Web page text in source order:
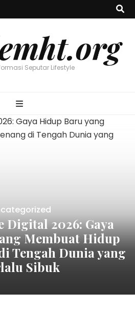
Seputar Lifestyle
2026: Gaya
Membuat Hidup
Tengah Dunia yang
Sibuk